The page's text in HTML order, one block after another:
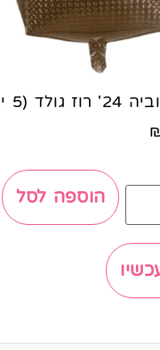
(5 יח׳)
הוספה לסל